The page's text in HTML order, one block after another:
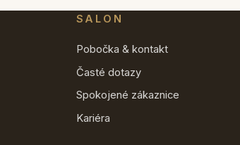
SALON
Pobočka & kontakt
Časté dotazy
Spokojené zákaznice
Kariéra